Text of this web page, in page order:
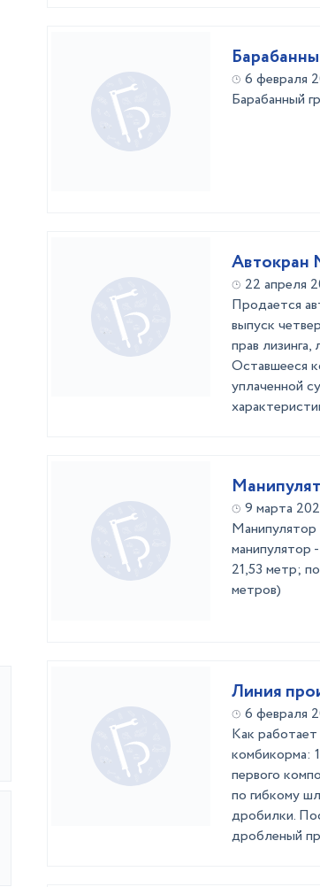
6 февраля
Барабанный
Автокран
22 апреля
Продается
выпуск
прав
Оставшееся
уплаченной
9 марта
Манипулятор
манипулятор
21,53 метр;
метров)
Линия
6 февраля
Как
комбикорма:
первого
по гибкому
дробилки.
дробленый